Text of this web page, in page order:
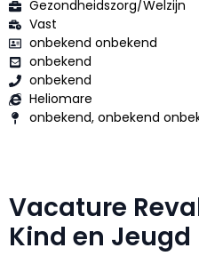
Gezondheidszorg/Welzijn
Vast
onbekend onbekend
onbekend
onbekend
Heliomare
onbekend, onbekend
Vacature
Kind en Jeugd